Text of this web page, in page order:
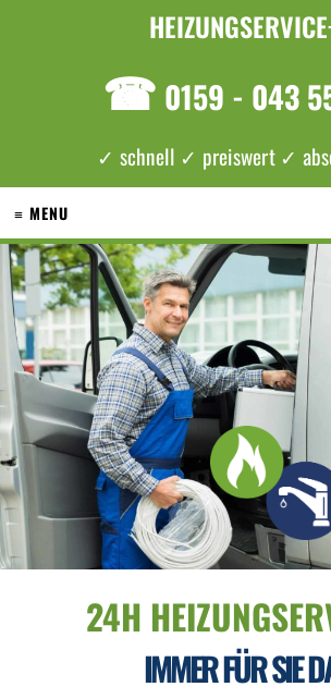
☎ 0159 - 043
✓ schnell ✓ preiswert ✓
≡ MENU
24H
IMMER FÜR SIE